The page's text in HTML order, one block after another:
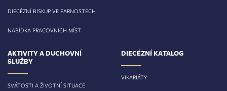
DIECÉZNÍ BISKUP VE FARNOSTECH
NABÍDKA PRACOVNÍCH MÍST
AKTIVITY A DUCHOVNÍ
SLUŽBY
SVÁTOSTI A ŽIVOTNÍ SITUACE
DIECÉZNÍ KATALOG
VIKARIÁTY